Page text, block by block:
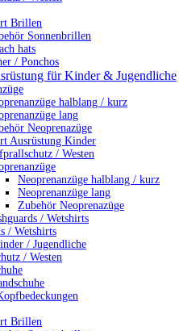
Brillen
Sonnenbrillen
hats
/ Ponchos
für Kinder & Jugendliche
halblang / kurz
lang
Neoprenazüge
Ausrüstung Kinder
/ Westen
Neoprenanzüge halblang / kurz
Neoprenanzüge lang
Zubehör Neoprenazüge
/ Wetshirts
/ Wetshirts
/ Jugendliche
/ Westen
Brillen